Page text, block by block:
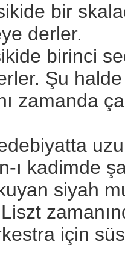
bir
derler.
birinci
Şu
zamanda
ı kadimde
siyah
için